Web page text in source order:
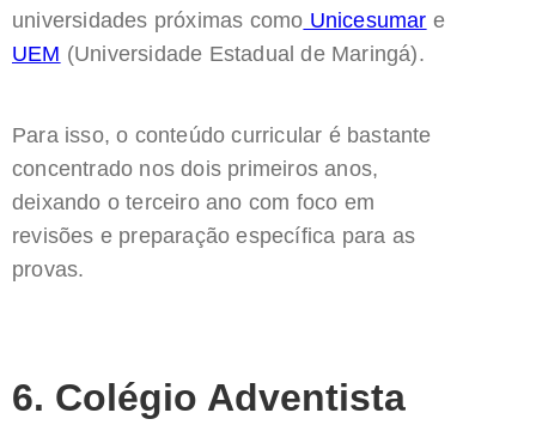
universidades próximas como Unicesumar e
UEM (Universidade Estadual de Maringá).
Para isso, o conteúdo curricular é bastante
concentrado nos dois primeiros anos,
deixando o terceiro ano com foco em
revisões e preparação específica para as
provas.
6. Colégio Adventista